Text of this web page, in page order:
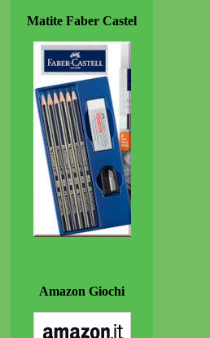
Matite Faber Castel
Amazon Giochi